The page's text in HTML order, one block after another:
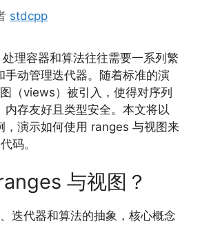
stdcpp
理容器和算法往往需要一系列繁
手动管理迭代器。随着标准的演
（views）被引入，使得对序列
内存友好且类型安全。本文将以
，演示如何使用 ranges 与视图来
码。
与视图？
迭代器和算法的抽象，核心概念